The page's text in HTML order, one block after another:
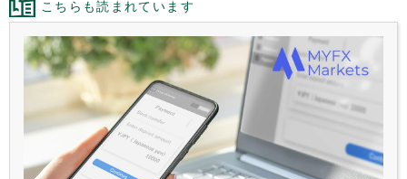
こちらも読まれています